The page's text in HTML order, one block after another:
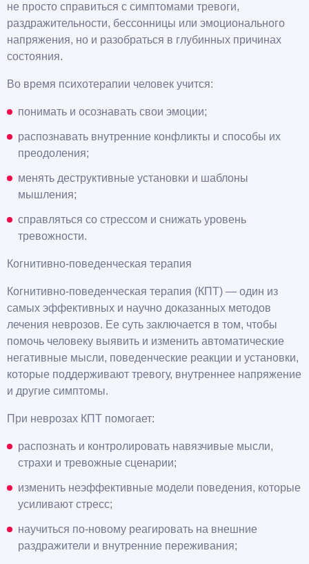
не просто справиться с симптомами тревоги,
раздражительности, бессонницы или эмоционального
напряжения, но и разобраться в глубинных причинах
состояния.
Во время психотерапии человек учится:
понимать и осознавать свои эмоции;
распознавать внутренние конфликты и способы их
преодоления;
менять деструктивные установки и шаблоны
мышления;
справляться со стрессом и снижать уровень
тревожности.
Когнитивно-поведенческая терапия
Когнитивно-поведенческая терапия (КПТ) — один из
самых эффективных и научно доказанных методов
лечения неврозов. Ее суть заключается в том, чтобы
помочь человеку выявить и изменить автоматические
негативные мысли, поведенческие реакции и установки,
которые поддерживают тревогу, внутреннее напряжение
и другие симптомы.
При неврозах КПТ помогает:
распознать и контролировать навязчивые мысли,
страхи и тревожные сценарии;
изменить неэффективные модели поведения, которые
усиливают стресс;
научиться по-новому реагировать на внешние
раздражители и внутренние переживания;